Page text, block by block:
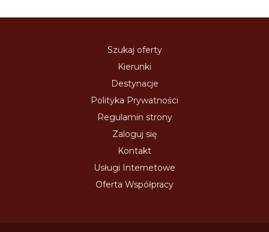
Szukaj oferty
Kierunki
Destynacje
Polityka Prywatności
Regulamin strony
Zaloguj się
Kontakt
Usługi Internetowe
Oferta Współpracy